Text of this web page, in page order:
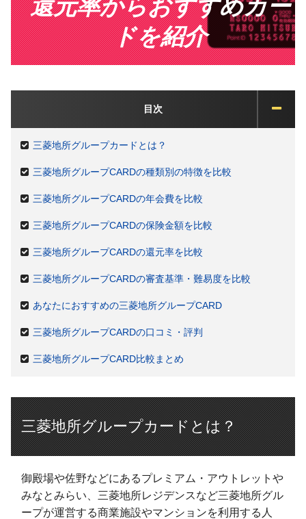
還元率からおすすめカー
ドを紹介
目次
三菱地所グループカードとは？
三菱地所グループCARDの種類別の特徴を比較
三菱地所グループCARDの年会費を比較
三菱地所グループCARDの保険金額を比較
三菱地所グループCARDの還元率を比較
三菱地所グループCARDの審査基準・難易度を比較
あなたにおすすめの三菱地所グループCARD
三菱地所グループCARDの口コミ・評判
三菱地所グループCARD比較まとめ
三菱地所グループカードとは？
御殿場や佐野などにあるプレミアム・アウトレットや
みなとみらい、三菱地所レジデンスなど三菱地所グル
ープが運営する商業施設やマンションを利用する人